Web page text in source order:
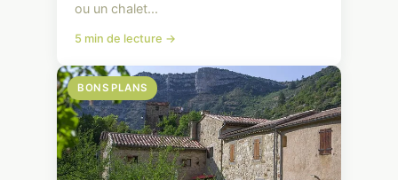
ou un chalet...
5 min de lecture →
BONS PLANS